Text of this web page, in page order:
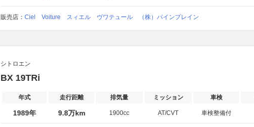
販売店： Ciel Voiture スィエル ヴワテュール （株）パインプレイン
シトロエン
BX 19TRi
年式 走行距離 排気量 ミッション 車検
1989年 9.8万km 1900cc AT/CVT 車検整備付